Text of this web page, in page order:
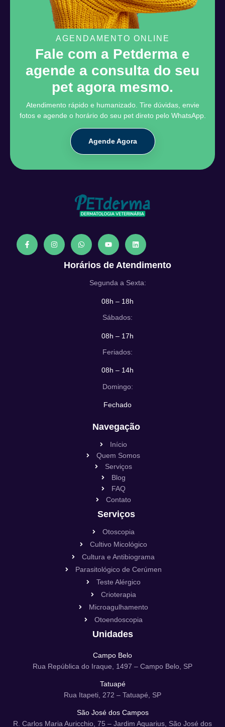
AGENDAMENTO ONLINE
Fale com a Petderma e
agende a consulta do seu
pet agora mesmo.
Atendimento rápido e humanizado. Tire dúvidas, envie
fotos e agende o horário do seu pet direto pelo WhatsApp.
Agende Agora
Horários de Atendimento
Segunda a Sexta:
08h – 18h
Sábados:
08h – 17h
Feriados:
08h – 14h
Domingo:
Fechado
Navegação
Início
Quem Somos
Serviços
Blog
FAQ
Contato
Serviços
Otoscopia
Cultivo Micológico
Cultura e Antibiograma
Parasitológico de Cerúmen
Teste Alérgico
Crioterapia
Microagulhamento
Otoendoscopia
Unidades
Campo Belo
Rua República do Iraque, 1497 – Campo Belo, SP
Tatuapé
Rua Itapeti, 272 – Tatuapé, SP
São José dos Campos
R. Carlos Maria Auricchio, 75 – Jardim Aquarius, São José dos